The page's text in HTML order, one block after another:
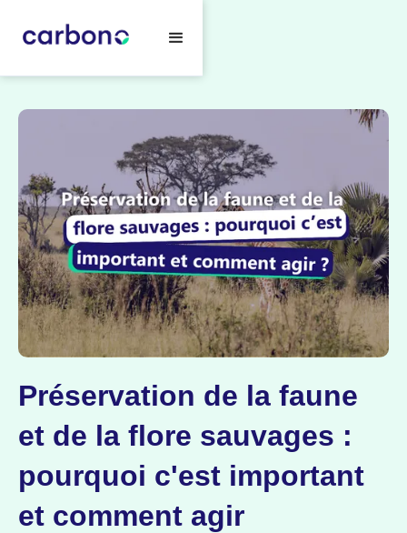
Préservation de la faune
et de la flore sauvages :
pourquoi c'est important
et comment agir